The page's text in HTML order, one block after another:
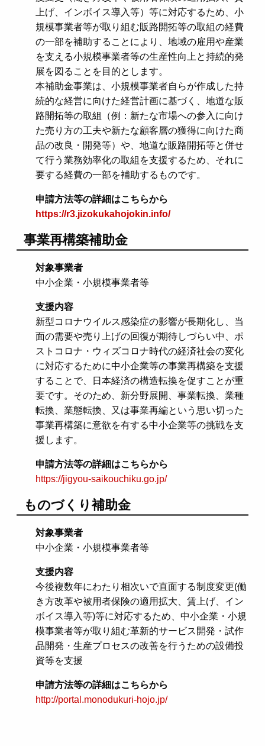
上げ、インボイス導入等）等に対応するため、小
規模事業者等が取り組む販路開拓等の取組の経費
の一部を補助することにより、地域の雇用や産業
を支える小規模事業者等の生産性向上と持続的発
展を図ることを目的とします。
本補助金事業は、小規模事業者自らが作成した持
続的な経営に向けた経営計画に基づく、地道な販
路開拓等の取組（例：新たな市場への参入に向け
た売り方の工夫や新たな顧客層の獲得に向けた商
品の改良・開発等）や、地道な販路開拓等と併せ
て行う業務効率化の取組を支援するため、それに
要する経費の一部を補助するものです。
申請方法等の詳細はこちらから
https://r3.jizokukahojokin.info/
事業再構築補助金
対象事業者
中小企業・小規模事業者等
支援内容
新型コロナウイルス感染症の影響が長期化し、当
面の需要や売り上げの回復が期待しづらい中、ポ
ストコロナ・ウィズコロナ時代の経済社会の変化
に対応するために中小企業等の事業再構築を支援
することで、日本経済の構造転換を促すことが重
要です。そのため、新分野展開、事業転換、業種
転換、業態転換、又は事業再編という思い切った
事業再構築に意欲を有する中小企業等の挑戦を支
援します。
申請方法等の詳細はこちらから
https://jigyou-saikouchiku.go.jp/
ものづくり補助金
対象事業者
中小企業・小規模事業者等
支援内容
今後複数年にわたり相次いで直面する制度変更(働
き方改革や被用者保険の適用拡大、賃上げ、イン
ボイス導入等)等に対応するため、中小企業・小規
模事業者等が取り組む革新的サービス開発・試作
品開発・生産プロセスの改善を行うための設備投
資等を支援
申請方法等の詳細はこちらから
http://portal.monodukuri-hojo.jp/